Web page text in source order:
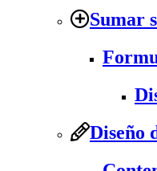
Sumar
Diseño